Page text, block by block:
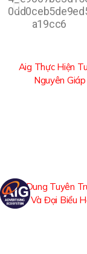
Aig Thực Hiện
Nguyên
Nội Dung Tuyên
XVI – Và Đại Biểu